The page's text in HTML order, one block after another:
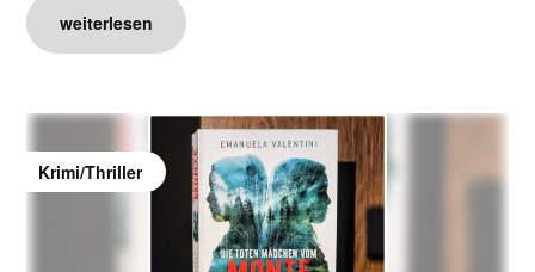
weiterlesen
Krimi/Thriller